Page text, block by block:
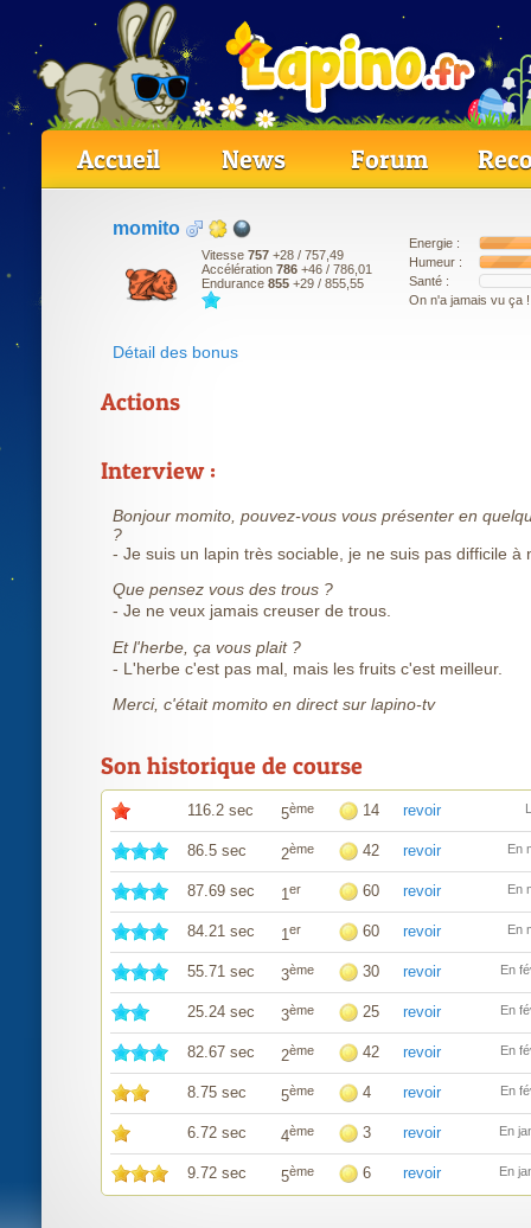
Accueil News Forum
momito
Vitesse 757 +28 / 757,49
Accélération 786 +46 / 786,01
Endurance 855 +29 / 855,55
Energie :
Humeur :
Santé :
On n'a jamais vu ça
Détail des bonus
Actions
Interview :
Bonjour momito, pouvez-vous vous présenter en
?
- Je suis un lapin très sociable, je ne suis pas difficile à
Que pensez vous des trous ?
- Je ne veux jamais creuser de trous.
Et l'herbe, ça vous plait ?
- L'herbe c'est pas mal, mais les fruits c'est meilleur.
Merci, c'était momito en direct sur lapino-tv
Son historique de course
116.2 sec 5ème 14 revoir
86.5 sec 2ème 42 revoir En
87.69 sec 1er 60 revoir En
84.21 sec 1er 60 revoir En
55.71 sec 3ème 30 revoir En
25.24 sec 3ème 25 revoir En
82.67 sec 2ème 42 revoir En
8.75 sec 5ème 4 revoir En
6.72 sec 4ème 3 revoir En
9.72 sec 5ème 6 revoir En